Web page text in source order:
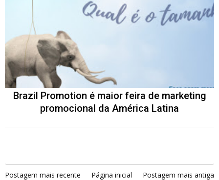
Brazil Promotion é maior feira de marketing
promocional da América Latina
Postagem mais recente Página inicial Postagem mais antiga